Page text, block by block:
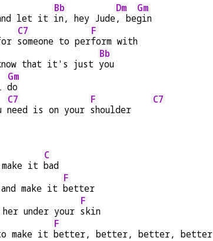
let it
Bb
in, hey Jude
Dm
, be
Gm
gin
C7
someone to per
F
form with
that it's just
Bb
you
Gm
do
C7
need is on your
F
shoulder
C7
it
C
bad
make it
F
better
under your
F
skin
make it
F
better, better, better, better